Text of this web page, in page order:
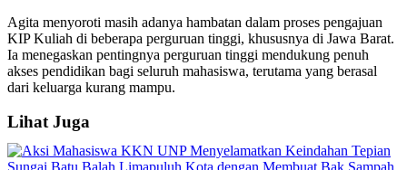
Agita menyoroti masih adanya hambatan dalam proses pengajuan
KIP Kuliah di beberapa perguruan tinggi, khususnya di Jawa Barat.
Ia menegaskan pentingnya perguruan tinggi mendukung penuh
akses pendidikan bagi seluruh mahasiswa, terutama yang berasal
dari keluarga kurang mampu.
Lihat Juga